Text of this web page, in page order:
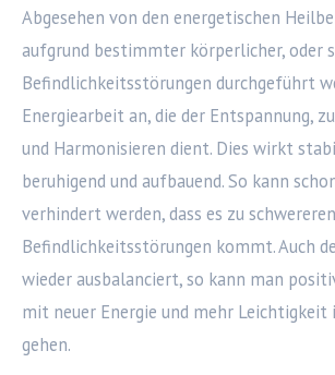
Abgesehen von den energetischen
aufgrund bestimmter körperlicher, oder
Befindlichkeitsstörungen durchgeführt
Energiearbeit an, die der Entspannung,
und Harmonisieren dient. Dies wirkt
beruhigend und aufbauend. So kann
verhindert werden, dass es zu schwereren
Befindlichkeitsstörungen kommt. Auch
wieder ausbalanciert, so kann man
mit neuer Energie und mehr Leichtigkeit
gehen.